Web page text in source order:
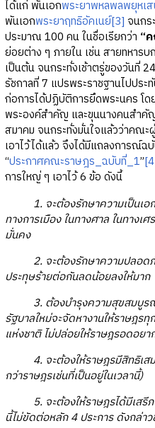
ได้แก่ พันเอกพระยาพหลพลพยุหเ
พันเอกพระยาฤทธิอัคเนย์[3] จนกร
ประมาณ 100 คน ในชื่อเรียกว่า “
ย่อยต่าง ๆ ภายใน เช่น สายทหาร
เป็นต้น จนกระทั่งเช้าตรู่ของวันที่
รัชกาลที่ 7 แปรพระราชฐานไปประ
ก่อการได้ปฏิบัติการยึดพระนคร โ
พระองค์สำคัญ และขุนนางคนสำคั
สมาคม จนกระทั่งมั่นใจแล้วว่าคณ
เอาไว้ได้แล้ว จึงได้มีแถลงการณ์ฉ
“ประกาศคณะราษฎร_ฉบับที่_1”
การใหญ่ ๆ เอาไว้ 6 ข้อ ดังนี้
1. จะต้องรักษาความเป็นเอ
ทางการเมือง ในทางศาล ในทางเ
มั่นคง
2. จะต้องรักษาความปลอดภัย
ประทุษร้ายต่อกันลดน้อยลงให้มาก
3. ต้องบำรุงความสุขสมบูรณ์
รัฐบาลใหม่จะจัดหางานให้ราษฎร
แห่งชาติ ไม่ปล่อยให้ราษฎรอดอยา
4. จะต้องให้ราษฎรมีสิทธิเสม
กว่าราษฎรเช่นที่เป็นอยู่ในเวลานี้)
5. จะต้องให้ราษฎรได้มีเสรีภ
นี้ไม่ขัดต่อหลัก 4 ประการ ดังกล่า